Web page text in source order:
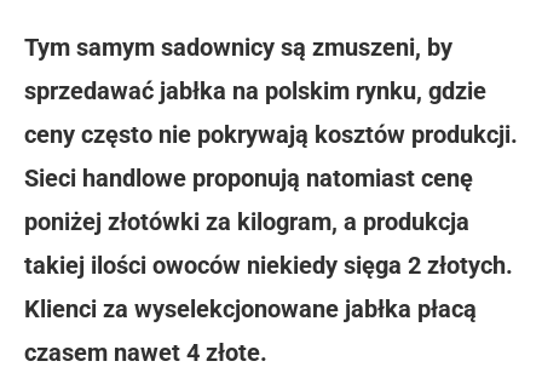
Tym samym sadownicy są zmuszeni, by
sprzedawać jabłka na polskim rynku, gdzie
ceny często nie pokrywają kosztów produkcji.
Sieci handlowe proponują natomiast cenę
poniżej złotówki za kilogram, a produkcja
takiej ilości owoców niekiedy sięga 2 złotych.
Klienci za wyselekcjonowane jabłka płacą
czasem nawet 4 złote.